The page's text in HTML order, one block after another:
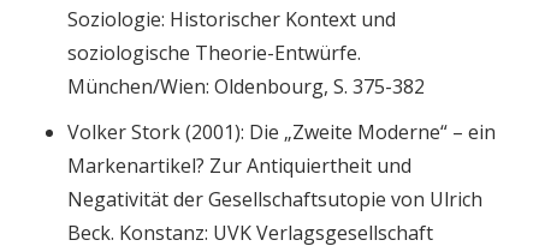
Soziologie: Historischer Kontext und
soziologische Theorie-Entwürfe.
München/Wien: Oldenbourg, S. 375-382
Volker Stork (2001): Die „Zweite Moderne“ – ein
Markenartikel? Zur Antiquiertheit und
Negativität der Gesellschaftsutopie von Ulrich
Beck. Konstanz: UVK Verlagsgesellschaft